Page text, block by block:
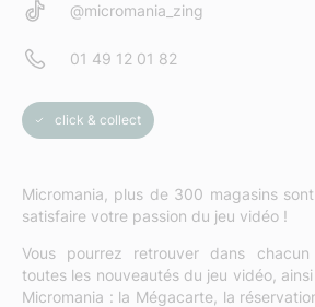
@micromania_zing
01 49 12 01 82
click & collect
Micromania, plus de 300 magasins
satisfaire votre passion du jeu vidéo !
Vous pourrez retrouver dans
toutes les nouveautés du jeu vidéo,
Micromania : la Mégacarte, la